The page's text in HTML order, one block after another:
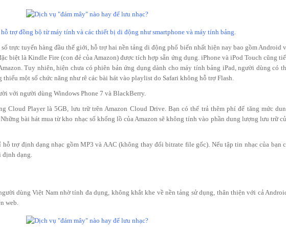
trợ đồng bộ từ máy tính và các thiết bị di động như smartphone và máy tính bảng.
trực tuyến hàng đầu thế giới, hỗ trợ hai nền tảng di động phổ biến nhất hiện nay bao gồm Android
biệt là Kindle Fire (con đẻ của Amazon) được tích hợp sẵn ứng dụng. iPhone và iPod Touch cũng
Tuy nhiên, hiện chưa có phiên bản ứng dụng dành cho máy tính bảng iPad, người dùng có
một số chức năng như rê các bài hát vào playlist do Safari không hỗ trợ Flash.
với người dùng Windows Phone 7 và BlackBerry.
Cloud Player là 5GB, lưu trữ trên Amazon Cloud Drive. Bạn có thể trả thêm phí để tăng mức
bài hát mua từ kho nhạc số khổng lồ của Amazon sẽ không tính vào phần dung lượng lưu trữ
trợ định dạng nhạc gồm MP3 và AAC (không thay đổi bitrate file gốc). Nếu tập tin nhạc của bạn
định dạng.
dùng Việt Nam nhờ tính đa dụng, không khắt khe về nền tảng sử dụng, thân thiện với cả
web.